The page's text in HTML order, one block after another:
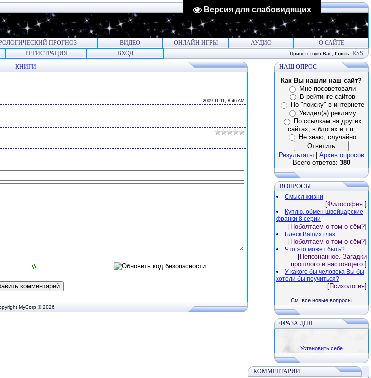
Версия для слабовидящих
ПРОГНОЗ ВИДЕО ОНЛАЙН ИГРЫ АУДИО
О САЙТЕ
РЕГИСТРАЦИЯ ВХОД Приветствую Вас Гость RSS
КНИГИ
2009-11-11, 8:46 AM
MyCorp © 2026
НАШ ОПРОС
Как Вы нашли наш сайт?
Мне посоветовали
В рейтинге сайтов
По "поиску" в интернете
Увидел(а) рекламу
По ссылкам на других
сайтах, в блогах и т.п.
Не знаю, случайно
Результаты| Архив опросов
Всего ответов: 380
ВОПРОСЫ
Смысл жизни
[Философия.]
Куплю, обмен швейцарские
франки 8 серии
[Поболтаем о том о сём?]
Блеск Ваших глаз.
[Поболтаем о том о сём?]
Что это может быть?
[Непознанное. Загадки
прошлого и настоящего.]
У какого бы человека Вы бы
хотели бы поучиться?
[Психология]
См. все новые вопросы
ФРАЗА ДНЯ
Установить себе
КОММЕНТАРИИ